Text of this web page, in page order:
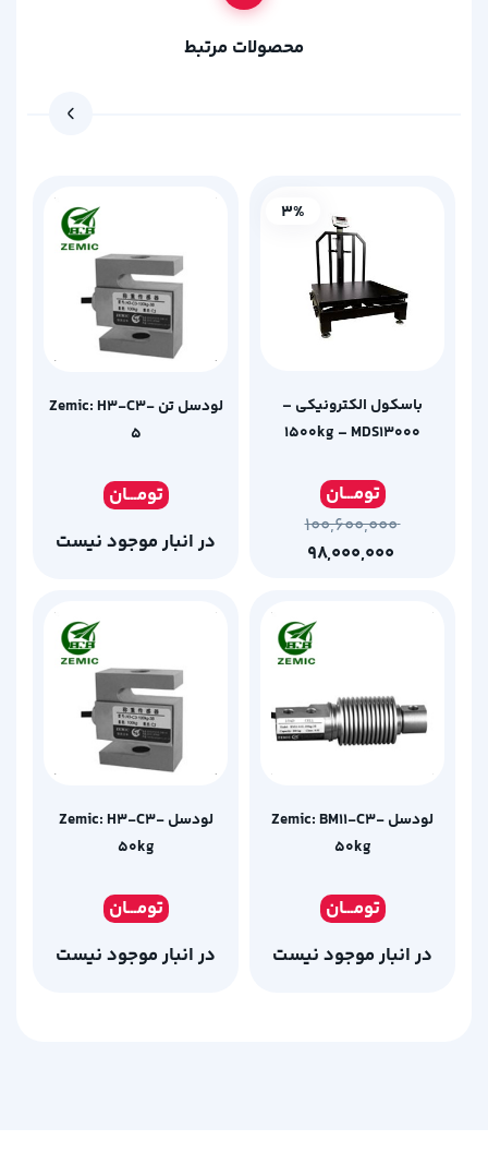
محصولات مرتبط
باسکول الکترونیکی –
1500kg – MDS13000
تومـــان
۱۰۰,۶۰۰,۰۰۰
3%
لودسل تن Zemic: H3-C3-
5
تومـــان
در انبار موجود نیست
لودسل Zemic: BM11-C3-
50kg
تومـــان
در انبار موجود نیست
لودسل Zemic: H3-C3-
50kg
تومـــان
در انبار موجود نیست